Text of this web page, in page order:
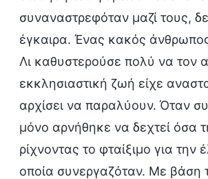
συναναστρεφόταν μαζί τους,
έγκαιρα. Ένας κακός
Λι καθυστερούσε πολύ να τον
εκκλησιαστική ζωή είχε
αρχίσει να παραλύουν. Όταν
μόνο αρνήθηκε να δεχτεί όσα
ρίχνοντας το φταίξιμο για
οποία συνεργαζόταν. Με βάση